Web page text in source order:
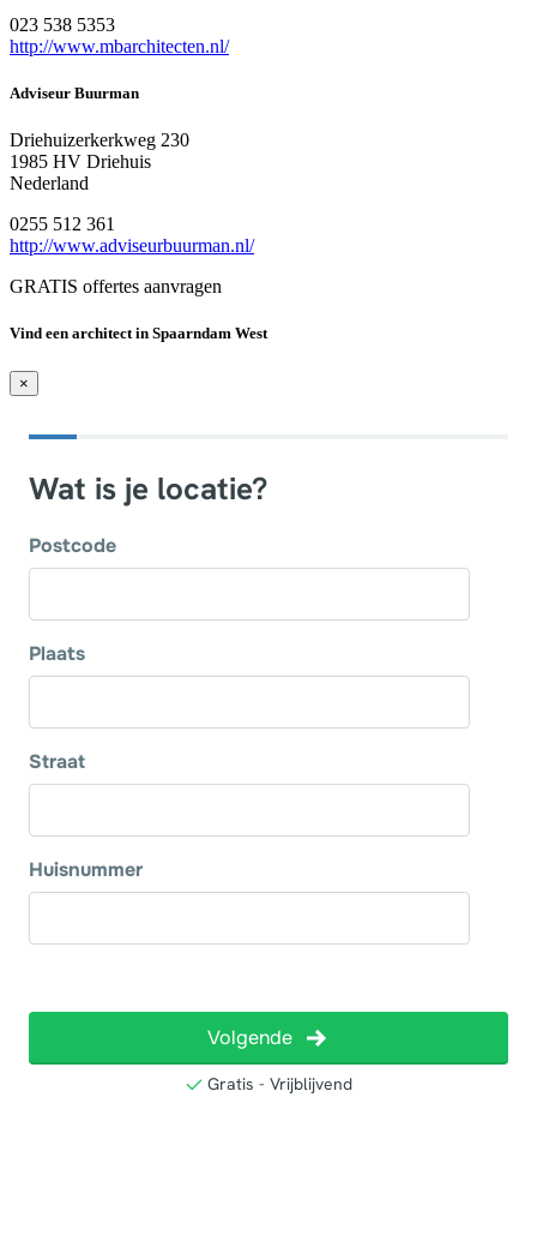
023 538 5353
http://www.mbarchitecten.nl/
Adviseur Buurman
Driehuizerkerkweg 230
1985 HV Driehuis
Nederland
0255 512 361
http://www.adviseurbuurman.nl/
GRATIS offertes aanvragen
Vind een architect in Spaarndam West
×